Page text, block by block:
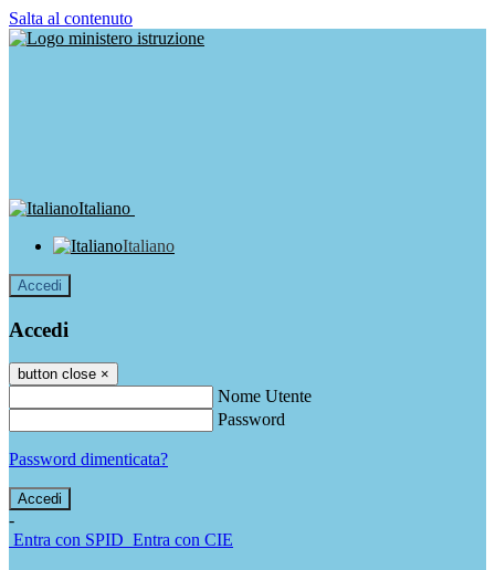
Salta al contenuto
Italiano
Italiano
Accedi
Accedi
button close ×
Nome Utente
Password
Password dimenticata?
-
Entra con SPID Entra con CIE